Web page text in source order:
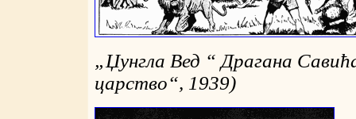
„ Џунгла Вед “ Драгана
царство“, 1939)